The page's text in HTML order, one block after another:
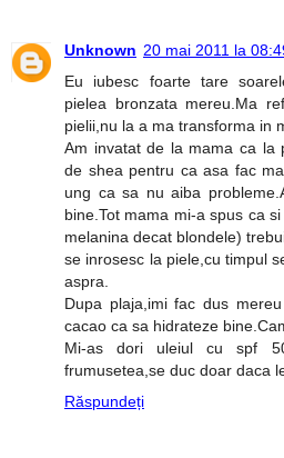
Unknown 20 mai 2011 la
Eu iubesc foarte tare
pielea bronzata mereu.Ma
pielii,nu la a ma transforma in
Am invatat de la mama ca la
de shea pentru ca asa fac
ung ca sa nu aiba
bine.Tot mama mi-a spus ca
melanina decat blondele)
se inrosesc la piele,cu timpul
aspra.
Dupa plaja,imi fac dus
cacao ca sa hidrateze
Mi-as dori uleiul cu spf
frumusetea,se duc doar daca
Răspundeți